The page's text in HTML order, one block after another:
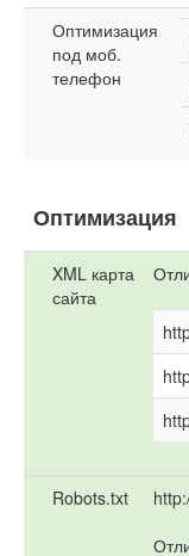
Оптимизация
под моб.
телефон
Оптимизация
XML карта
сайта
Robots.txt